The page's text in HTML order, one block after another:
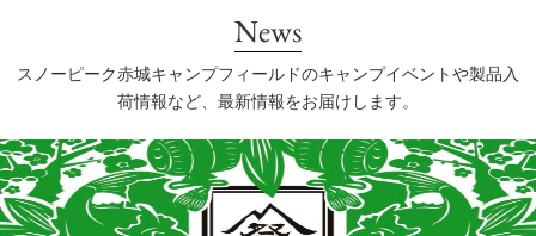
News
スノーピーク赤城キャンプフィールドのキャンプイベントや製品入
荷情報など、最新情報をお届けします。